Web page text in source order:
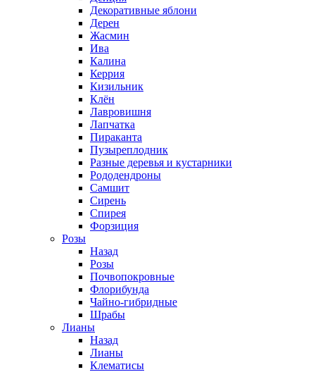
Декоративные яблони
Дерен
Жасмин
Ива
Калина
Керрия
Кизильник
Клён
Лавровишня
Лапчатка
Пираканта
Пузыреплодник
Разные деревья и кустарники
Рододендроны
Самшит
Сирень
Спирея
Форзиция
Розы
Назад
Розы
Почвопокровные
Флорибунда
Чайно-гибридные
Шрабы
Лианы
Назад
Лианы
Клематисы